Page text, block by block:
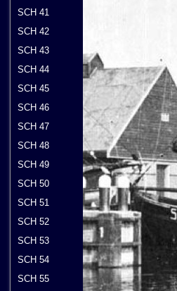
SCH 41
SCH 42
SCH 43
SCH 44
SCH 45
SCH 46
SCH 47
SCH 48
SCH 49
SCH 50
SCH 51
SCH 52
SCH 53
SCH 54
SCH 55